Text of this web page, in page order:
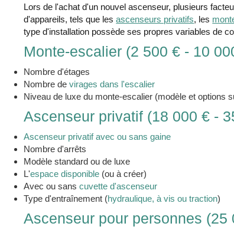
Lors de l'achat d'un nouvel ascenseur, plusieurs
d'appareils, tels que lesascenseurs privatifs, les
type d'installation possède ses propres variables de
Monte-escalier (2 500 € - 10
Nombre d'étages
Nombre devirages dans l'escalier
Niveau de luxe du monte-escalier (modèle et options
Ascenseur privatif (18 000 € -
Ascenseur privatif avec ou sans gaine
Nombre d'arrêts
Modèle standard ou de luxe
L'espace disponible (ou à créer)
Avec ou sanscuvette d'ascenseur
Type d'entraînement (hydraulique, à vis ou traction)
Ascenseur pour personnes (25